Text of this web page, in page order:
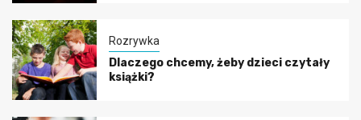
Rozrywka
Dlaczego chcemy, żeby dzieci czytały
książki?